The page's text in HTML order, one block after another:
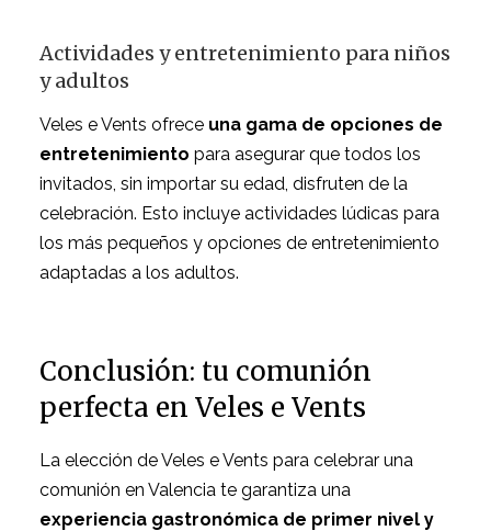
Actividades y entretenimiento para niños
y adultos
Veles e Vents ofrece una gama de opciones de
entretenimiento para asegurar que todos los
invitados, sin importar su edad, disfruten de la
celebración. Esto incluye actividades lúdicas para
los más pequeños y opciones de entretenimiento
adaptadas a los adultos.
Conclusión: tu comunión
perfecta en Veles e Vents
La elección de Veles e Vents para celebrar una
comunión en Valencia te garantiza una
experiencia gastronómica de primer nivel y